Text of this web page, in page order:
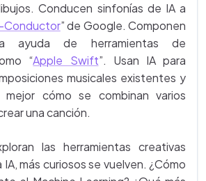
Conducen sinfonías de IA a
Conductor” de Google. Componen
ayuda de herramientas de
“Apple Swift”. Usan IA para
musicales existentes y
mejor cómo se combinan varios
una canción.
las herramientas creativas
IA, más curiosos se vuelven. ¿Cómo